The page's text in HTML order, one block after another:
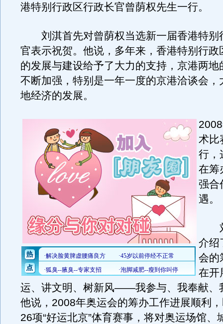
港特别行政区行政长官曾荫权先生一行。
刘淇首先对曾荫权当选新一届香港特别
官表示祝贺。他说，多年来，香港特别行政
的发展与建设给予了大力的支持，京港两地
不断加强，特别是一年一度的京港洽谈会，
地经济的发展。
术比
行，
在筹
强合
遇。
刘
介绍
会的
在开
运、讲文明、树新风——我参与、我奉献、
他说，2008年奥运会的筹办工作进展顺利
26项“好运北京”体育赛事，将对奥运场馆、